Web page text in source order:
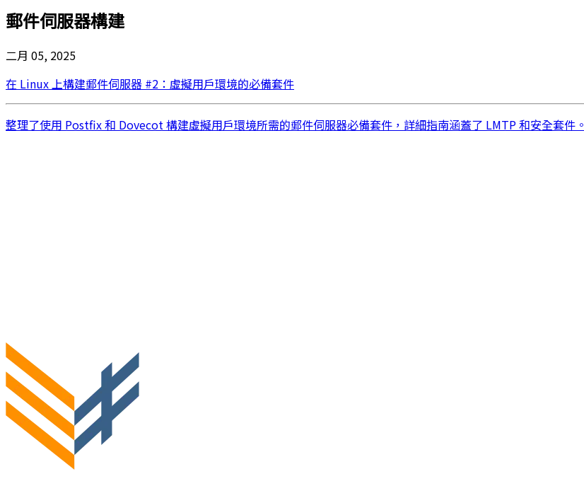
郵件伺服器構建
二月 05, 2025
在 Linux 上構建郵件伺服器 #2：虛擬用戶環境的必備套件
整理了使用 Postfix 和 Dovecot 構建虛擬用戶環境所需的郵件伺服器必備套件，詳細指南涵蓋了 LMTP 和安全套件。